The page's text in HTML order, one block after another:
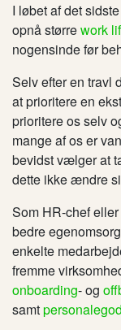
I løbet af det
opnå størrework
nogensinde før
Selv efter en travl
at prioritere en
prioritere os selv
mange af os er
bevidst vælger at
dette ikke ændre
Som HR-chef
bedre
enkelte
fremme
onboarding- og
samt